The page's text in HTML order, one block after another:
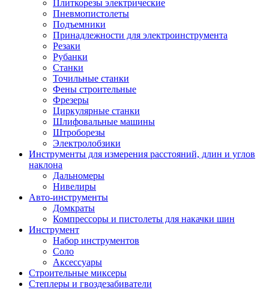
Плиткорезы электрические
Пневмопистолеты
Подъемники
Принадлежности для электроинструмента
Резаки
Рубанки
Станки
Точильные станки
Фены строительные
Фрезеры
Циркулярные станки
Шлифовальные машины
Штроборезы
Электролобзики
Инструменты для измерения расстояний, длин и углов
наклона
Дальномеры
Нивелиры
Авто-инструменты
Домкраты
Компрессоры и пистолеты для накачки шин
Инструмент
Набор инструментов
Соло
Аксессуары
Строительные миксеры
Степлеры и гвоздезабиватели